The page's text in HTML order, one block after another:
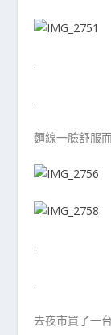
.
.
麵線一臉舒服
.
.
去夜市買了一